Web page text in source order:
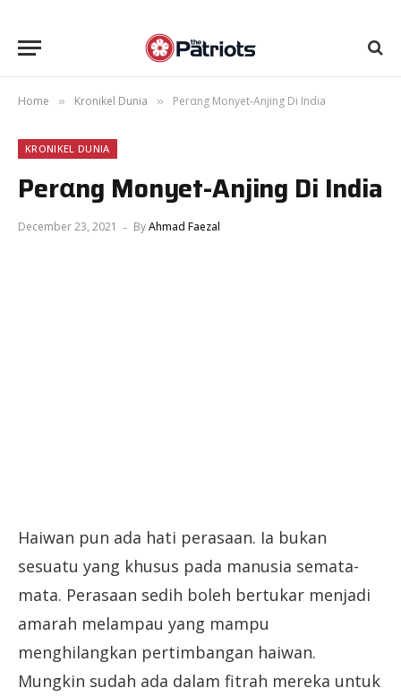
Home » Kronikel Dunia » Perαng Monyet-Anjing Di India
KRONIKEL DUNIA
Perαng Monyet-Anjing Di India
December 23, 2021 ByAhmad Faezal
Haiwan pun ada hati perasaan. Ia bukan
sesuatu yang khusus pada manusia semata-
mata. Perasaan sedih boleh bertukar menjadi
amarah melampau yang mampu
menghilangkan pertimbangan haiwan.
Mungkin sudah ada dalam fitrah mereka untuk